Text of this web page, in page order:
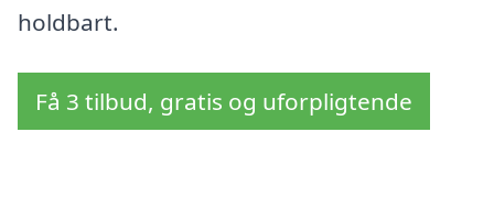
holdbart.
Få 3 tilbud, gratis og uforpligtende